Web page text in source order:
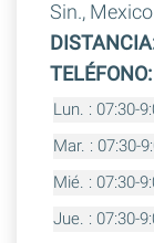
Sin., Mexico
TELÉFONO:
Lun. : 07:30-
Mar. : 07:30-
Mié. : 07:30-
Jue. : 07:30-